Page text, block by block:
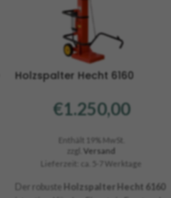
Holzspalter Hecht 6160
€1.250,00
Enthält 19% MwSt.
zzgl. Versand
Lieferzeit: ca. 5-7 Werktage
Der robuste Holzspalter Hecht 6160